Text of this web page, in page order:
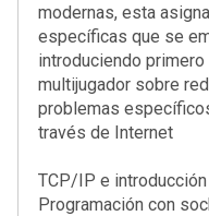
modernas, esta
específicas que se
introduciendo
multijugador sobre
problemas
través de Internet
TCP/IP e
Programación con